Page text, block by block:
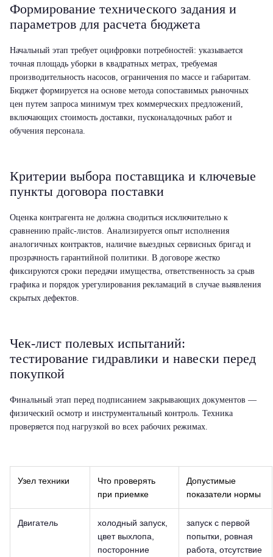
Формирование технического задания и
параметров для расчета бюджета
Начальный этап требует оцифровки потребностей: указывается
точная площадь уборки в квадратных метрах, требуемая
производительность насосов, ограничения по массе и габаритам.
Бюджет формируется на основе метода сопоставимых рыночных
цен путем запроса минимум трех коммерческих предложений,
включающих стоимость доставки, пусконаладочных работ и
обучения персонала.
Критерии выбора поставщика и ключевые
пункты договора поставки
Оценка контрагента не должна сводиться исключительно к
сравнению прайс-листов. Анализируется опыт исполнения
аналогичных контрактов, наличие выездных сервисных бригад и
прозрачность гарантийной политики. В договоре жестко
фиксируются сроки передачи имущества, ответственность за срыв
графика и порядок урегулирования рекламаций в случае выявления
скрытых дефектов.
Чек-лист полевых испытаний:
тестирование гидравлики и навески перед
покупкой
Финальный этап перед подписанием закрывающих документов —
физический осмотр и инструментальный контроль. Техника
проверяется под нагрузкой во всех рабочих режимах.
Узел техники
Что проверять
при приемке
Допустимые
показатели нормы
Двигатель
холодный запуск,
цвет выхлопа,
посторонние
запуск с первой
попытки, ровная
работа, отсутствие